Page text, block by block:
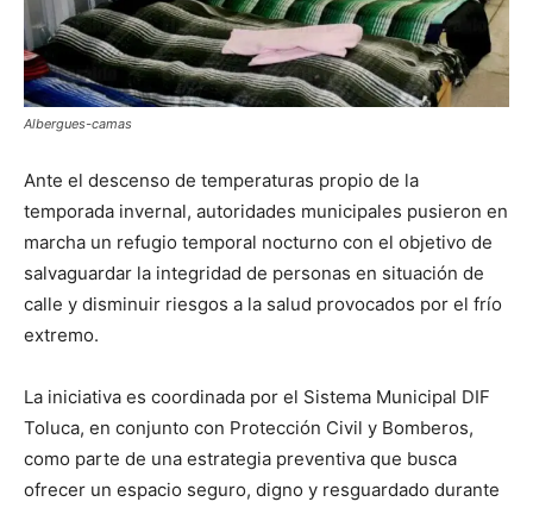
Albergues-camas
Ante el descenso de temperaturas propio de la
temporada invernal, autoridades municipales pusieron en
marcha un refugio temporal nocturno con el objetivo de
salvaguardar la integridad de personas en situación de
calle y disminuir riesgos a la salud provocados por el frío
extremo.
La iniciativa es coordinada por el Sistema Municipal DIF
Toluca, en conjunto con Protección Civil y Bomberos,
como parte de una estrategia preventiva que busca
ofrecer un espacio seguro, digno y resguardado durante